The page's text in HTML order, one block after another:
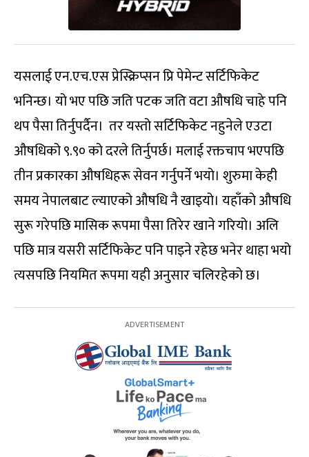
यसलाई एन.एच.एस प्रेस्क्रिप्सन प्रि पेमेन्ट सर्टिफिकेट
भनिन्छ। यो भए पछि जति पटक जति वटा औषधि चाहे पनि
थप पैसा तिर्नुपर्दैन। तर यस्तो सर्टिफिकेट नहुनेले एउटा
औषधिको ९.९० को दरले तिर्नुपर्छ। मलाई रक्तचाप भएपछि
तीन प्रकारका औषधिहरू सेवन गर्नुपर्ने भयो। शुरुमा केही
समय नेपालबाट ल्याएको औषधि नै खाइयो। यहाँको औषधि
सुरू गरेपछि मासिक रूपमा पैसा तिरेर खाने गरियो। अलि
पछि मात्र यसरी सर्टिफिकेट पनि पाइने रहेछ भनेर थाहा भयो
त्यसपछि नियमित रूपमा यही अनुसार चलिरहेको छ।